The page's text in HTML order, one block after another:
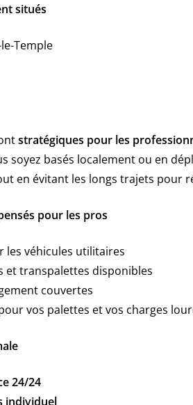
situés
Temple
stratégiques pour les
soyez basés localement ou en
en évitant les longs trajets pour
pour les pros
les véhicules utilitaires
et transpalettes disponibles
couvertes
vos palettes et vos charges
24/24
individuel